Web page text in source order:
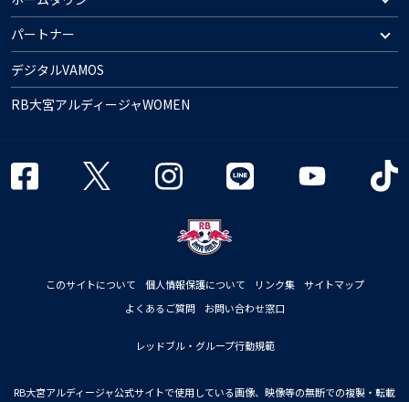
パートナー
デジタルVAMOS
RB大宮アルディージャWOMEN
このサイトについて 個人情報保護について リンク集
サイトマップ
よくあるご質問
お問い合わせ窓口
レッドブル・グループ行動規範
RB大宮アルディージャ公式サイトで使用している画像、映像等の無断での複製・転載